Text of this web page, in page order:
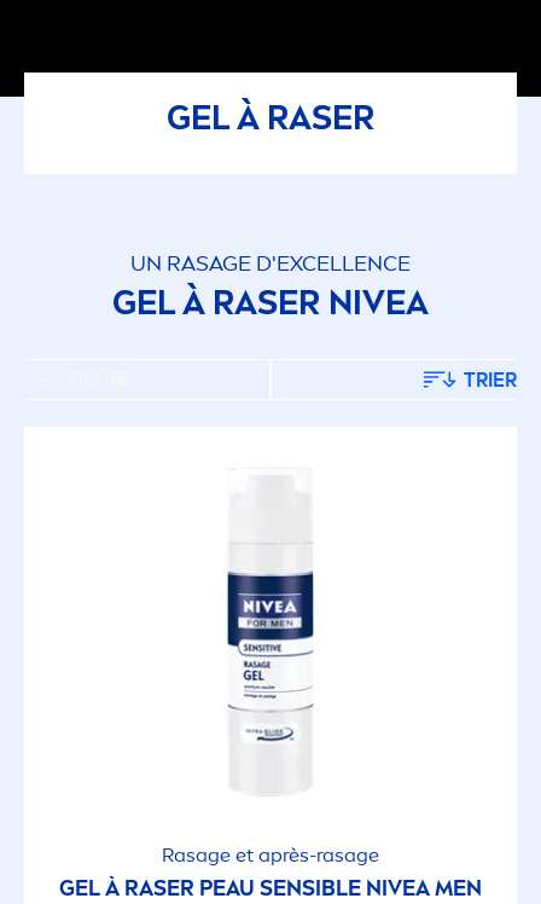
GEL À RASER
UN RASAGE D'EXCELLENCE
GEL À RASER NIVEA
TRIER
Rasage et après-rasage
GEL À RASER PEAU SENSIBLE NIVEAMEN